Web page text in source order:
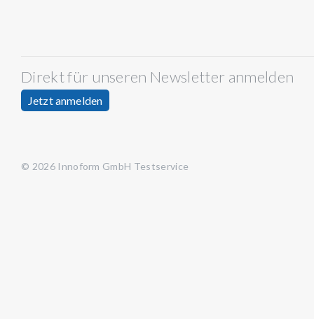
Direkt für unseren Newsletter anmelden
Jetzt anmelden
© 2026 Innoform GmbH Testservice